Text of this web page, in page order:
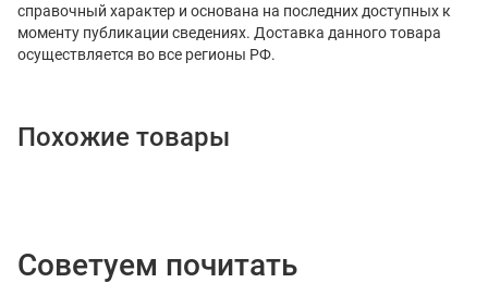
справочный характер и основана на последних доступных к
моменту публикации сведениях. Доставка данного товара
осуществляется во все регионы РФ.
Похожие товары
Советуем почитать